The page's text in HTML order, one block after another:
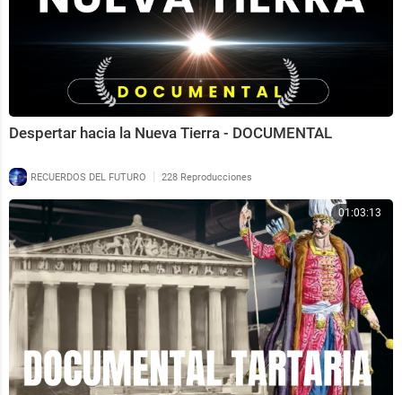
Despertar hacia la Nueva Tierra - DOCUMENTAL
RECUERDOS DEL FUTURO | 228 Reproducciones
01:03:13